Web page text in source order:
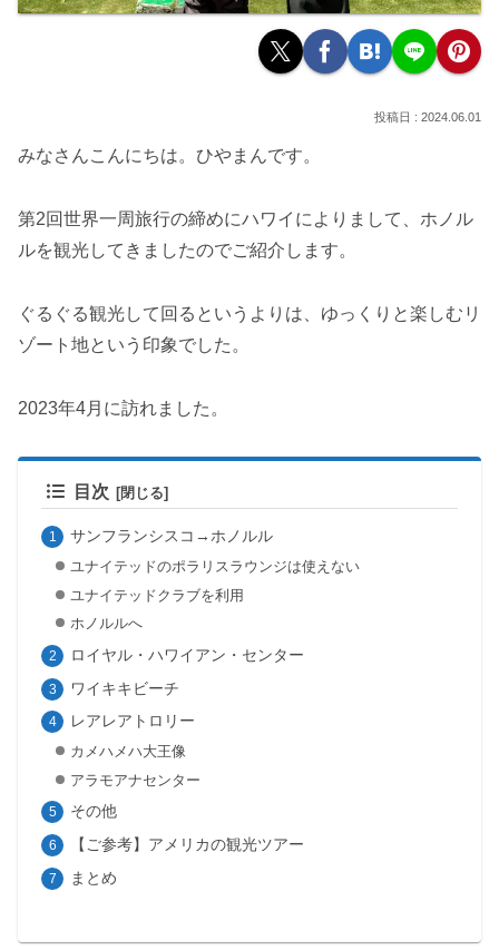
2024.06.01
みなさんこんにちは。ひやまんです。
第2回世界一周旅行の締めにハワイによりまして、ホノル
ルを観光してきましたのでご紹介します。
ぐるぐる観光して回るというよりは、ゆっくりと楽しむリ
ゾート地という印象でした。
2023年4月に訪れました。
目次
サンフランシスコ→ホノルル
ユナイテッドのポラリスラウンジは使えない
ユナイテッドクラブを利用
ホノルルへ
ロイヤル・ハワイアン・センター
ワイキキビーチ
レアレアトロリー
カメハメハ大王像
アラモアナセンター
その他
【ご参考】アメリカの観光ツアー
まとめ